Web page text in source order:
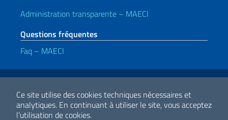
Ce site utilise des cookies techniques nécessaires et
analytiques. En continuant à utiliser le site, vous acceptez
l’utilisation de cookies.
Administration transparente – MAECI
Questions fréquentes
Faq – MAECI
Liens utiles